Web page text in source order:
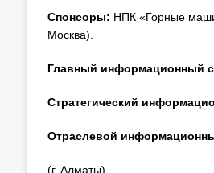
Спонсоры: НПК «Горные
Москва).
Главный информационный
Стратегический
Отраслевой
(г. Алматы).